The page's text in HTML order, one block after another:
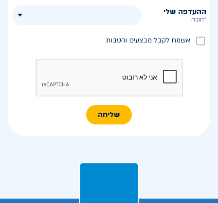
ההעדפה שלי
*חובה
אשמח לקבל מבצעים והטבות
שליחה